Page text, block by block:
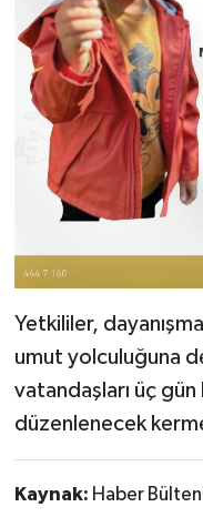
Yetkililer,
umut yolculuğuna
vatandaşları üç
düzenlenecek
Kaynak: Haber